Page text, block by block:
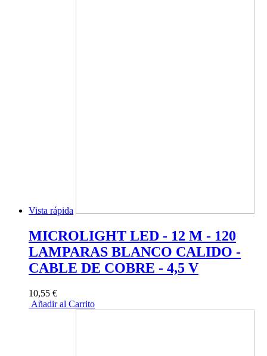
Vista rápida
MICROLIGHT LED - 12 M - 120
LAMPARAS BLANCO CALIDO -
CABLE DE COBRE - 4,5 V
10,55 €
Añadir al Carrito